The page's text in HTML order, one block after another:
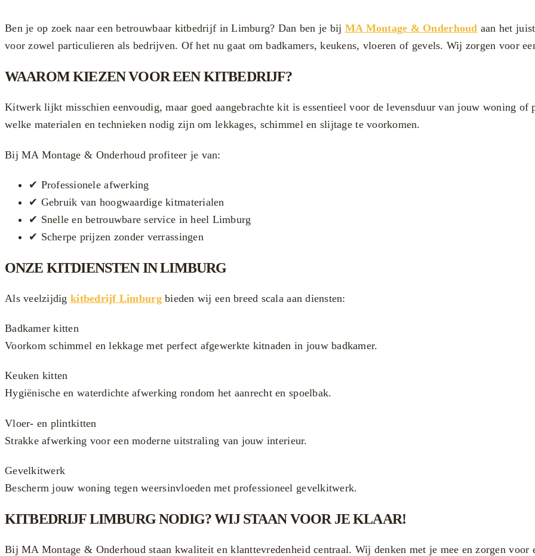
Ben je op zoek naar een betrouwbaar kitbedrijf in Limburg? Dan ben je bij MA Montage & Onderhoud aan het
voor zowel particulieren als bedrijven. Of het nu gaat om badkamers, keukens, vloeren of gevels. Wij zorgen voor
WAAROM KIEZEN VOOR EEN KITBEDRIJF?
Kitwerk lijkt misschien eenvoudig, maar goed aangebrachte kit is essentieel voor de levensduur van jouw woning
welke materialen en technieken nodig zijn om lekkages, schimmel en slijtage te voorkomen.
Bij MA Montage & Onderhoud profiteer je van:
✔ Professionele afwerking
✔ Gebruik van hoogwaardige kitmaterialen
✔ Snelle en betrouwbare service in heel Limburg
✔ Scherpe prijzen zonder verrassingen
ONZE KITDIENSTEN IN LIMBURG
Als veelzijdig kitbedrijf Limburgbieden wij een breed scala aan diensten:
Badkamer kitten
Voorkom schimmel en lekkage met perfect afgewerkte kitnaden in jouw badkamer.
Keuken kitten
Hygiënische en waterdichte afwerking rondom het aanrecht en spoelbak.
Vloer- en plintkitten
Strakke afwerking voor een moderne uitstraling van jouw interieur.
Gevelkitwerk
Bescherm jouw woning tegen weersinvloeden met professioneel gevelkitwerk.
KITBEDRIJF LIMBURG NODIG? WIJ STAAN VOOR JE KLAAR!
Bij MA Montage & Onderhoud staan kwaliteit en klanttevredenheid centraal. Wij denken met je mee en zorgen